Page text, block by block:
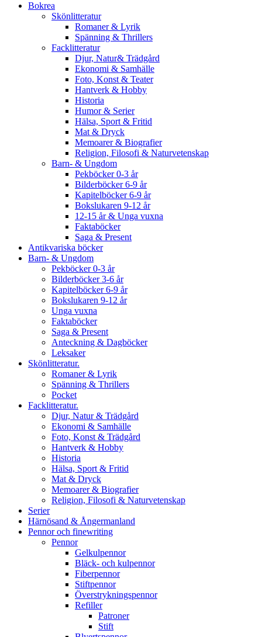
Bokrea
Skönlitteratur
Romaner & Lyrik
Spänning & Thrillers
Facklitteratur
Djur, Natur& Trädgård
Ekonomi & Samhälle
Foto, Konst & Teater
Hantverk & Hobby
Historia
Humor & Serier
Hälsa, Sport & Fritid
Mat & Dryck
Memoarer & Biografier
Religion, Filosofi & Naturvetenskap
Barn- & Ungdom
Pekböcker 0-3 år
Bilderböcker 6-9 år
Kapitelböcker 6-9 år
Bokslukaren 9-12 år
12-15 år & Unga vuxna
Faktaböcker
Saga & Present
Antikvariska böcker
Barn- & Ungdom
Pekböcker 0-3 år
Bilderböcker 3-6 år
Kapitelböcker 6-9 år
Bokslukaren 9-12 år
Unga vuxna
Faktaböcker
Saga & Present
Anteckning & Dagböcker
Leksaker
Skönlitteratur.
Romaner & Lyrik
Spänning & Thrillers
Pocket
Facklitteratur.
Djur, Natur & Trädgård
Ekonomi & Samhälle
Foto, Konst & Trädgård
Hantverk & Hobby
Historia
Hälsa, Sport & Fritid
Mat & Dryck
Memoarer & Biografier
Religion, Filosofi & Naturvetenskap
Serier
Härnösand & Ångermanland
Pennor och finewriting
Pennor
Gelkulpennor
Bläck- och kulpennor
Fiberpennor
Stiftpennor
Överstrykningspennor
Refiller
Patroner
Stift